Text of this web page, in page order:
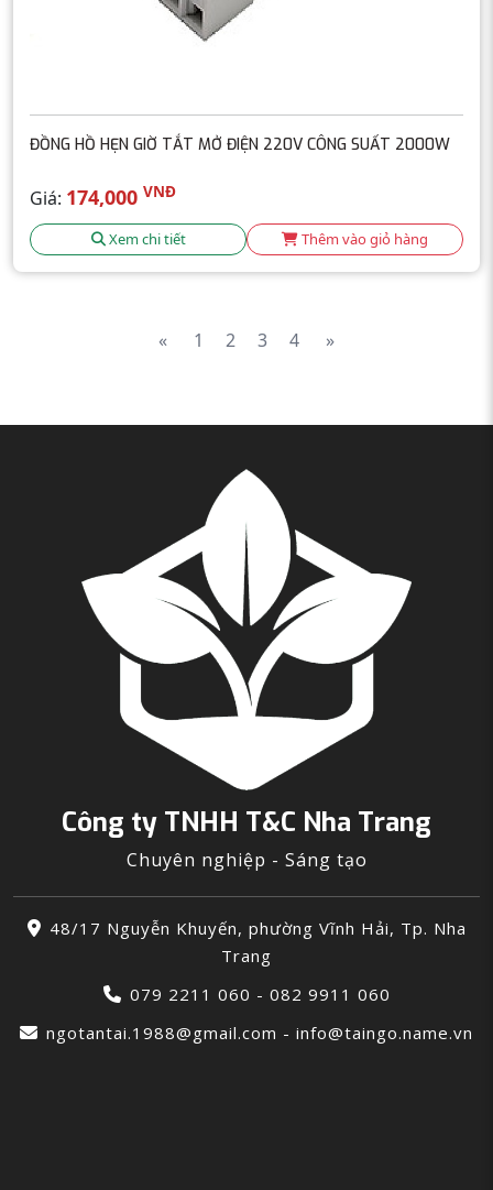
ĐỒNG HỒ HẸN GIỜ TẮT MỞ ĐIỆN 220V CÔNG SUẤT 2000W
Giá: 174,000 VNĐ
Xem chi tiết Thêm vào giỏ hàng
« 1 2 3 4 »
Công ty TNHH T&C Nha Trang
Chuyên nghiệp - Sáng tạo
48/17 Nguyễn Khuyến, phường Vĩnh Hải, Tp. Nha
Trang
079 2211 060 - 082 9911 060
ngotantai.1988@gmail.com - info@taingo.name.vn